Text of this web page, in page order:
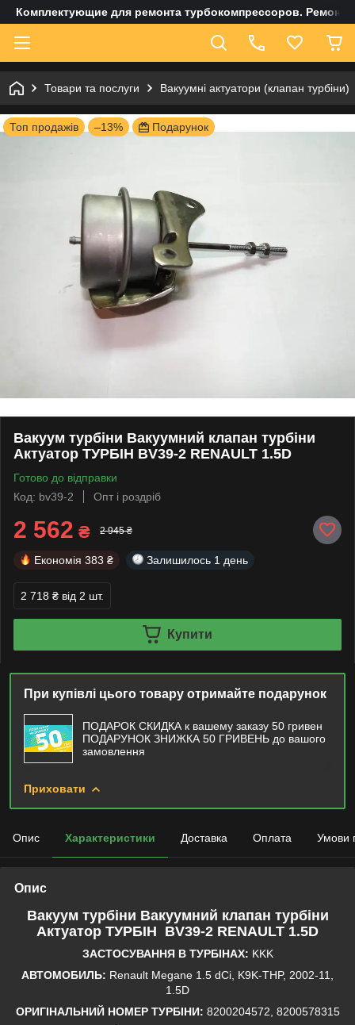
Комплектующие для ремонта турбокомпрессоров. Ремонт
Товари та послуги Вакуумні актуатори (клапан турбіни)
Топ продажів –13% Подарунок
Вакуум турбіни Вакуумний клапан турбіни
Актуатор ТУРБІН BV39-2 RENAULT 1.5D
Готово до відправки
Код: bv39-2
Опт і роздріб
2 562 ₴ 2 945 ₴
Економія 383 ₴ Залишилось 1 день
2 718 ₴ від 2 шт.
Купити
При купівлі цього товару отримайте подарунок
ПОДАРОК СКИДКА к вашему заказу 50 гривен
ПОДАРУНОК ЗНИЖКА 50 ГРИВЕНЬ до вашого
замовлення
Приховати
Опис Характеристики Доставка Оплата Умови
Опис
Вакуум турбіни Вакуумний клапан турбіни
Актуатор ТУРБІН BV39-2 RENAULT 1.5D
ЗАСТОСУВАННЯ В ТУРБІНАХ: KKK
АВТОМОБИЛЬ: Renault Megane 1.5 dCi, K9K-THP, 2002-11,
1.5D
ОРИГІНАЛЬНИЙ НОМЕР ТУРБІНИ: 8200204572, 8200578315